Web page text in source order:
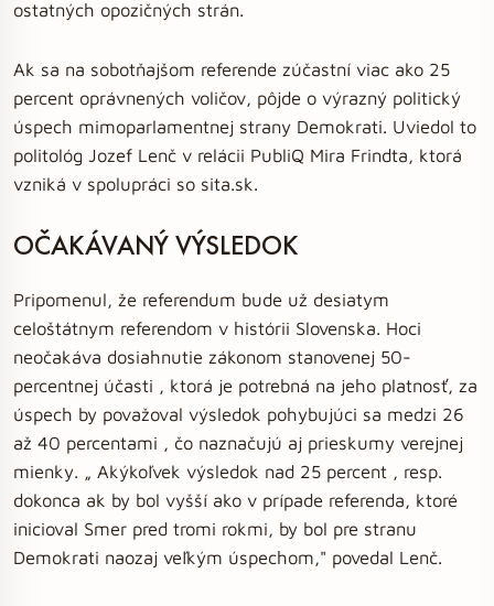
ostatných opozičných strán.
Ak sa na sobotňajšom referende zúčastní viac ako 25
percent oprávnených voličov, pôjde o výrazný politický
úspech mimoparlamentnej strany Demokrati. Uviedol to
politológ Jozef Lenč v relácii PubliQ Mira Frindta, ktorá
vzniká v spolupráci so sita.sk.
OČAKÁVANÝ VÝSLEDOK
Pripomenul, že referendum bude už desiatym
celoštátnym referendom v histórii Slovenska. Hoci
neočakáva dosiahnutie zákonom stanovenej 50-
percentnej účasti , ktorá je potrebná na jeho platnosť, za
úspech by považoval výsledok pohybujúci sa medzi 26
až 40 percentami , čo naznačujú aj prieskumy verejnej
mienky. „ Akýkoľvek výsledok nad 25 percent , resp.
dokonca ak by bol vyšší ako v prípade referenda, ktoré
inicioval Smer pred tromi rokmi, by bol pre stranu
Demokrati naozaj veľkým úspechom," povedal Lenč.